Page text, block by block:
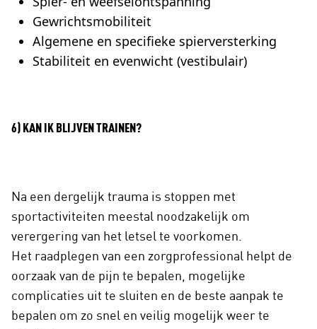
Gewrichtsmobiliteit
Algemene en specifieke spierversterking
Stabiliteit en evenwicht (vestibulair)
6) KAN IK BLIJVEN TRAINEN?
Na een dergelijk trauma is stoppen met
sportactiviteiten meestal noodzakelijk om
verergering van het letsel te voorkomen.
Het raadplegen van een zorgprofessional helpt de
oorzaak van de pijn te bepalen, mogelijke
complicaties uit te sluiten en de beste aanpak te
bepalen om zo snel en veilig mogelijk weer te